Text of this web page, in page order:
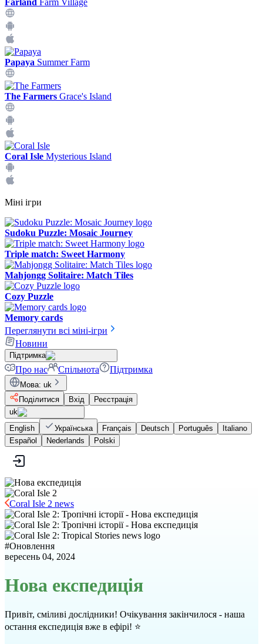
Farland Farm Village
Papaya Summer Farm
The Farmers Grace's Island
Coral Isle Mysterious Island
Міні ігри
Sudoku Puzzle: Mosaic Journey
Triple match: Sweet Harmony
Mahjongg Solitaire: Match Tiles
Cozy Puzzle
Memory cards
Переглянути всі міні-ігри
Новини
Підтримка
Про нас Спільнота Підтримка
Мова: uk
Поділитися
Вхід
Реєстрація
uk
English
Українська Français Deutsch Português
Italiano
Español
Nederlands Polski
Coral Isle 2 news
#Оновлення
вересень 04, 2024
Нова експедиція
Привіт, сміливі дослідники! Очікування закінчилося - наша
остання експедиція вже в ефірі! ⭐